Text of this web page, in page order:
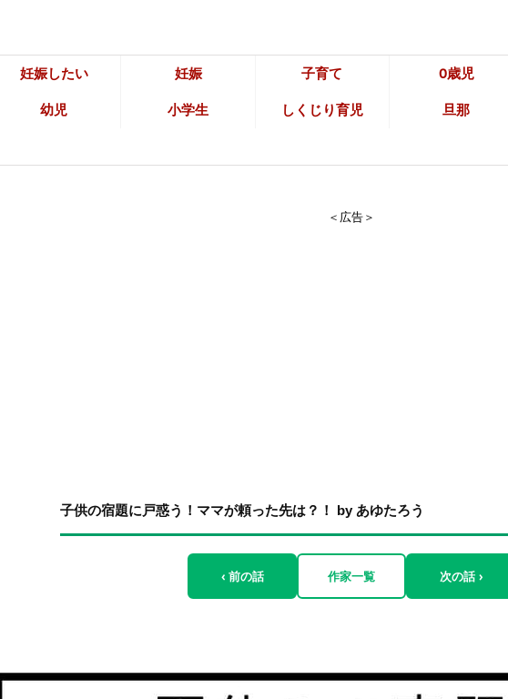
妊娠したい 妊娠 子育て 0歳児
幼児 小学生 しくじり育児 旦那
＜広告＞
子供の宿題に戸惑う！ママが頼った先は？！ by あゆたろう
‹ 前の話 作家一覧 次の話 ›